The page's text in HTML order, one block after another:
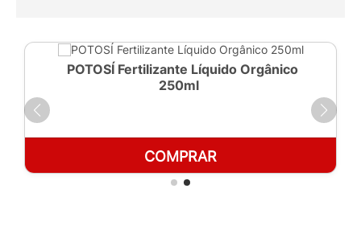
POTOSÍ Fertilizante Líquido Orgânico
250ml
COMPRAR